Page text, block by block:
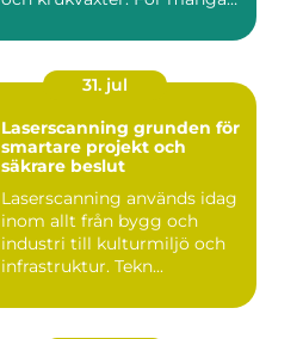
31. jul
Laserscanning grunden för
smartare projekt och
säkrare beslut
Laserscanning används idag
inom allt från bygg och
industri till kulturmiljö och
infrastruktur. Tekn...